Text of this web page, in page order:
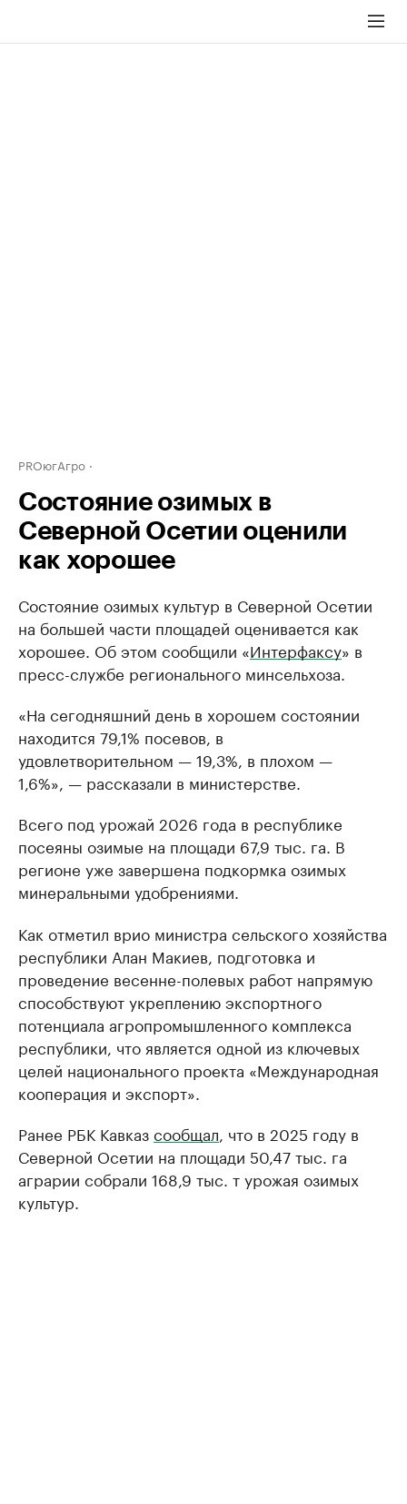
PROюгАгро
Состояние озимых в
Северной Осетии оценили
как хорошее
Состояние озимых культур в Северной Осетии
на большей части площадей оценивается как
хорошее. Об этом сообщили «Интерфаксу» в
пресс-службе регионального минсельхоза.
«На сегодняшний день в хорошем состоянии
находится 79,1% посевов, в
удовлетворительном — 19,3%, в плохом —
1,6%», — рассказали в министерстве.
Всего под урожай 2026 года в республике
посеяны озимые на площади 67,9 тыс. га. В
регионе уже завершена подкормка озимых
минеральными удобрениями.
Как отметил врио министра сельского хозяйства
республики Алан Макиев, подготовка и
проведение весенне-полевых работ напрямую
способствуют укреплению экспортного
потенциала агропромышленного комплекса
республики, что является одной из ключевых
целей национального проекта «Международная
кооперация и экспорт».
Ранее РБК Кавказсообщал , что в 2025 году в
Северной Осетии на площади 50,47 тыс. га
аграрии собрали 168,9 тыс. т урожая озимых
культур.